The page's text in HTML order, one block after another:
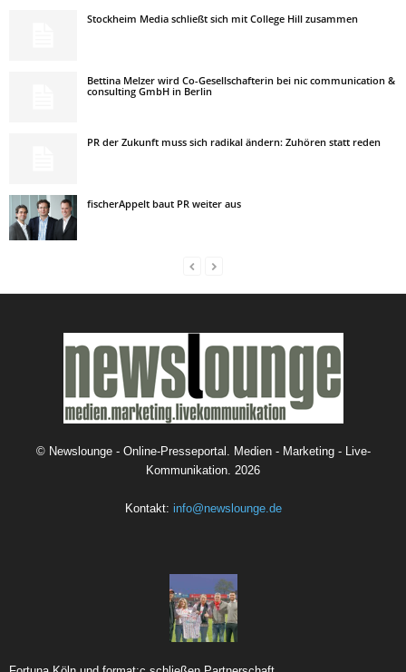
Stockheim Media schließt sich mit College Hill zusammen
Bettina Melzer wird Co-Gesellschafterin bei nic communication &
consulting GmbH in Berlin
PR der Zukunft muss sich radikal ändern: Zuhören statt reden
fischerAppelt baut PR weiter aus
© Newslounge - Online-Presseportal. Medien - Marketing - Live-
Kommunikation. 2026
Kontakt: info@newslounge.de